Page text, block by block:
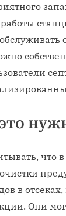
что
в
Они